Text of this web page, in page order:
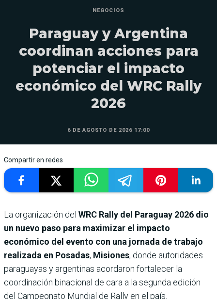
NEGOCIOS
Paraguay y Argentina
coordinan acciones para
potenciar el impacto
económico del WRC Rally
2026
6 DE AGOSTO DE 2026 17:00
Compartir en redes
La organización del WRC Rally del Paraguay 2026 dio
un nuevo paso para maximizar el impacto
económico del evento con una jornada de trabajo
realizada en Posadas, Misiones, donde autoridades
paraguayas y argentinas acordaron fortalecer la
coordinación binacional de cara a la segunda edición
del Campeonato Mundial de Rally en el país.